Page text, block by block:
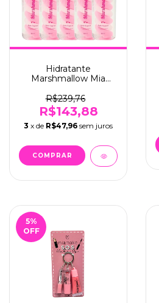
Hidratante
Marshmallow Mia
R$239,76
R$143,88
3 x de R$47,96 sem juros
5%
OFF